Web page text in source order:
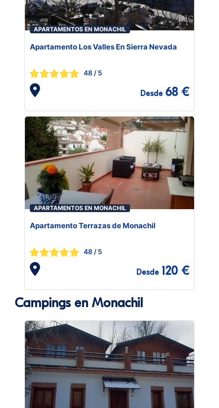
APARTAMENTOS EN MONACHIL
Apartamento Los Valles En Sierra Nevada
48 / 5
Desde 68 €
APARTAMENTOS EN MONACHIL
Apartamento Terrazas de Monachil
48 / 5
Desde 120 €
Campings en Monachil